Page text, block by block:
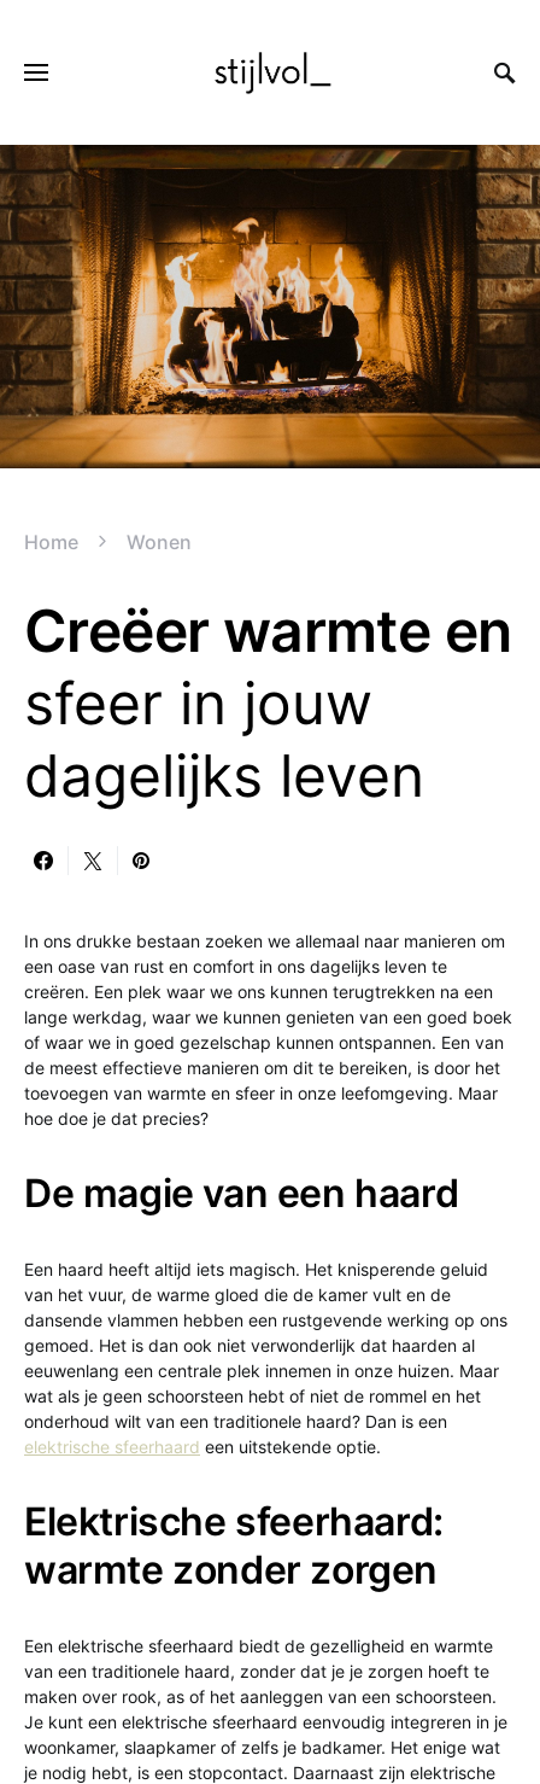
Home Wonen
Creëer warmte en
sfeer in jouw
dagelijks leven
In ons drukke bestaan zoeken we allemaal naar manieren om
een oase van rust en comfort in ons dagelijks leven te
creëren. Een plek waar we ons kunnen terugtrekken na een
lange werkdag, waar we kunnen genieten van een goed boek
of waar we in goed gezelschap kunnen ontspannen. Een van
de meest effectieve manieren om dit te bereiken, is door het
toevoegen van warmte en sfeer in onze leefomgeving. Maar
hoe doe je dat precies?
De magie van een haard
Een haard heeft altijd iets magisch. Het knisperende geluid
van het vuur, de warme gloed die de kamer vult en de
dansende vlammen hebben een rustgevende werking op ons
gemoed. Het is dan ook niet verwonderlijk dat haarden al
eeuwenlang een centrale plek innemen in onze huizen. Maar
wat als je geen schoorsteen hebt of niet de rommel en het
onderhoud wilt van een traditionele haard? Dan is een
elektrische sfeerhaard een uitstekende optie.
Elektrische sfeerhaard:
warmte zonder zorgen
Een elektrische sfeerhaard biedt de gezelligheid en warmte
van een traditionele haard, zonder dat je je zorgen hoeft te
maken over rook, as of het aanleggen van een schoorsteen.
Je kunt een elektrische sfeerhaard eenvoudig integreren in je
woonkamer, slaapkamer of zelfs je badkamer. Het enige wat
je nodig hebt, is een stopcontact. Daarnaast zijn elektrische